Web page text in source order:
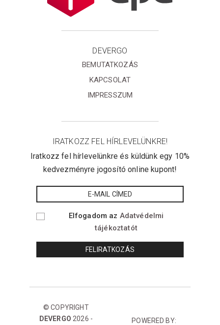
DEVERGO
BEMUTATKOZÁS
KAPCSOLAT
IMPRESSZUM
IRATKOZZ FEL HÍRLEVELÜNKRE!
Iratkozz fel hírlevelünkre és küldünk egy 10%
kedvezményre jogosító online kupont!
Elfogadom az Adatvédelmi
tájékoztatót
© COPYRIGHT
DEVERGO 2026 - POWERED BY: